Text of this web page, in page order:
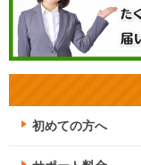
初めての方へ